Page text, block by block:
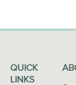
QUICK
LINKS